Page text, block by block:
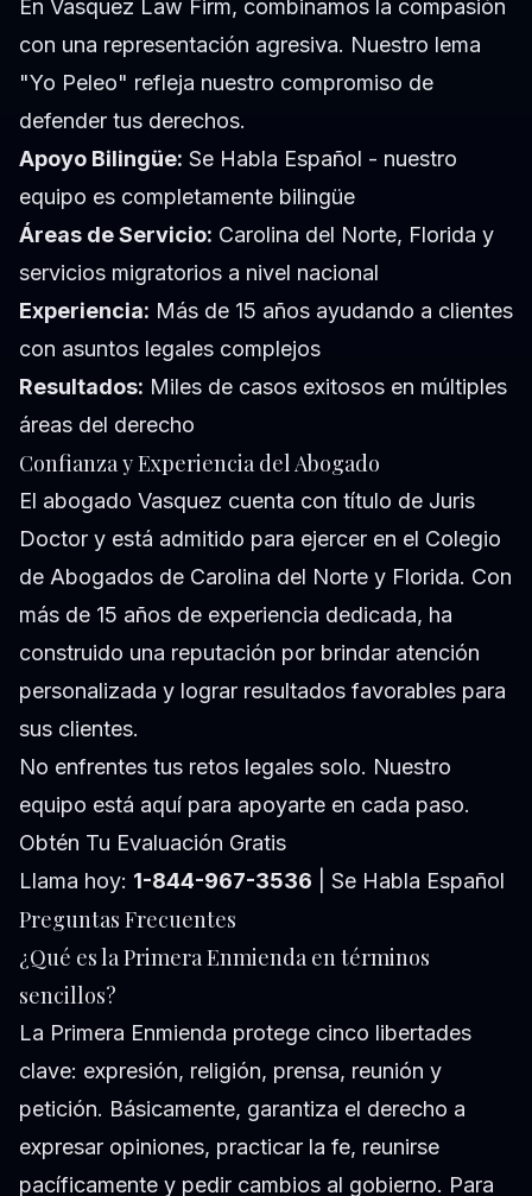
En Vasquez Law Firm, combinamos la compasión
con una representación agresiva. Nuestro lema
"Yo Peleo" refleja nuestro compromiso de
defender tus derechos.
Apoyo Bilingüe: Se Habla Español - nuestro
equipo es completamente bilingüe
Áreas de Servicio: Carolina del Norte, Florida y
servicios migratorios a nivel nacional
Experiencia: Más de 15 años ayudando a clientes
con asuntos legales complejos
Resultados: Miles de casos exitosos en múltiples
áreas del derecho
Confianza y Experiencia del Abogado
El abogado Vasquez cuenta con título de Juris
Doctor y está admitido para ejercer en el Colegio
de Abogados de Carolina del Norte y Florida. Con
más de 15 años de experiencia dedicada, ha
construido una reputación por brindar atención
personalizada y lograr resultados favorables para
sus clientes.
No enfrentes tus retos legales solo. Nuestro
equipo está aquí para apoyarte en cada paso.
Obtén Tu Evaluación Gratis
Llama hoy: 1-844-967-3536 | Se Habla Español
Preguntas Frecuentes
¿Qué es la Primera Enmienda en términos
sencillos?
La Primera Enmienda protege cinco libertades
clave: expresión, religión, prensa, reunión y
petición. Básicamente, garantiza el derecho a
expresar opiniones, practicar la fe, reunirse
pacíficamente y pedir cambios al gobierno. Para